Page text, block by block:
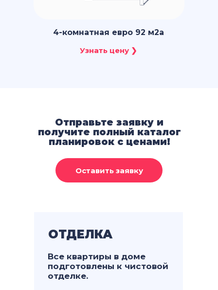
4-комнатная евро 92 м2a
Отправьте заявку и
получите полный каталог
планировок с ценами!
ОТДЕЛКА
Все квартиры в доме
подготовлены к чистовой
отделке.